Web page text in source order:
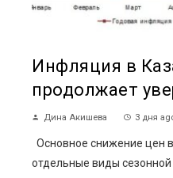
Инфляция в
продолжает
Дина Акишева 3 дня
Основное снижение цен
отдельные виды